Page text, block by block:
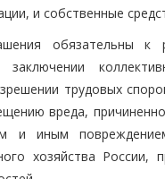
и собственные
обязательны к
трудовых
вреда,
и иным
хозяйства России,